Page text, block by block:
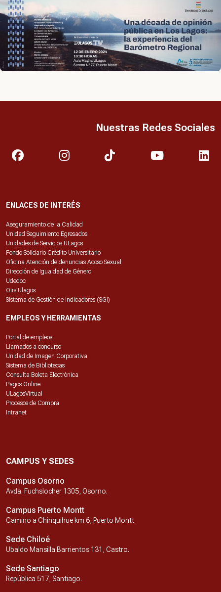
ENLACES DE INTERÉS
Aseguramiento de la Calidad
Unidad Seguimiento Egresados
Unidades de Servicios ULagos
Fondo Solidario Crédito Universitario
Oficina Atención de denuncias Acoso Sexual
Dirección de Igualdad de Género
Udedoc
Oirs Ulagos
Sistema de Gestión de Indicadores (SGI)
EMPLEOS Y HERRAMIENTAS
Portal de empleos
Llamados a concurso
Unidad de Imagen Corporativa
Sistema de Bibliotecas
Consulta Boleta Electrónica
Pagos Online
ULagosVirtual
Procesos de Compra
Intranet
CAMPUS Y SEDES
Campus Osorno
Avda. Fuchslocher 1305, Osorno.
Campus Puerto Montt
Camino a Chinquihue km.6, Puerto Montt.
Sede Chiloé
Ubaldo Mansilla Barrientos 131, Castro.
Sede Santiago
República 517, Santiago.
Nuestras Redes Sociales